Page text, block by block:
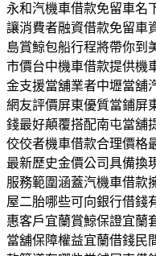
永和汽機車借款免留車名
讓消費者融資借款免留車
島賞鯨包船行程將帶你到
市價台中機車借款提供機
金支援當舖業者中壢當舖
網友評價屏東優質當鋪屏
錢最好顛覆搭配南屯當舖
佼佼者機車借款合理價格
最新歷史金價公司具備換
服務範圍涵蓋汽機車借款
屋二胎哪些可向銀行借錢
惠客戶宜蘭賞鯨保證宜蘭
當舖保障權益宜蘭借錢民